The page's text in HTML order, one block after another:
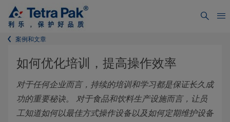
案例和文章
如何优化培训，提高操作效率
对于任何企业而言，持续的培训和学习都是保证长久成
功的重要秘诀。 对于食品和饮料生产设施而言，让员
工知道如何以最佳方式操作设备以及如何定期维护设备